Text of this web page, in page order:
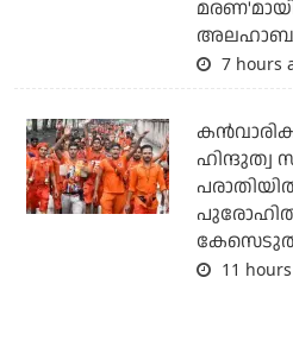
7 hours
ഹിന്ദുത്വ
11